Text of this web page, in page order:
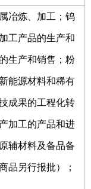
冶炼、加工；钨
工产品的生产和
生产和销售；粉
能源材料和稀有
成果的工程化转
加工的产品和进
辅材料及备品备
品另行报批）；